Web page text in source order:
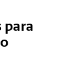
para